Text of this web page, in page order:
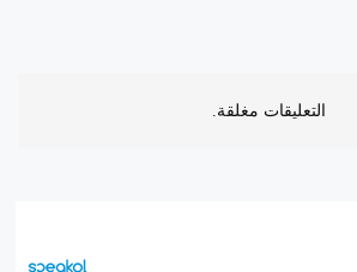
التعليقات مغلقة.